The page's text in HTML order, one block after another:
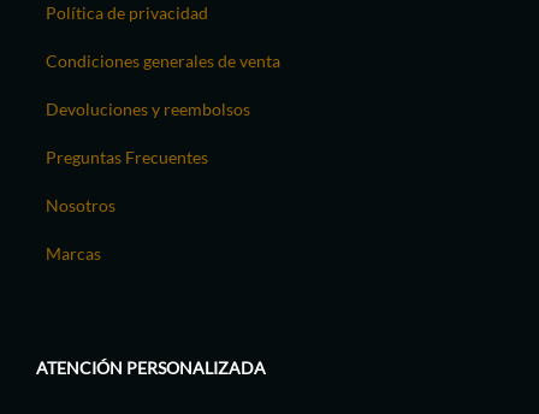
Política de privacidad
Condiciones generales de venta
Devoluciones y reembolsos
Preguntas Frecuentes
Nosotros
Marcas
ATENCIÓN PERSONALIZADA